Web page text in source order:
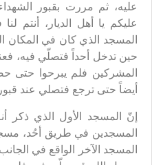
عليه، ثم مررت بقبور
عليكم يا أهل الديار، أنتم
المسجد الذي كان في المكان
حين تدخل أحداً فتصلّي فيه،
المشركين فلم يبرحوا حتى
أيضاً حتى ترجع فتصلي عند
إنّ المسجد الأول الذي ذكر
المسجدين في طريق أحُد،
المسجد الآخر الواقع في